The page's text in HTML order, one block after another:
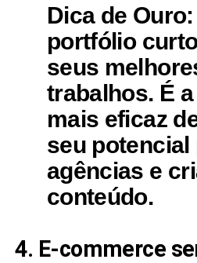
Dica de Ouro:
portfólio
seus
trabalhos. É
mais eficaz
seu potencial
agências e
conteúdo.
4. E-commerce